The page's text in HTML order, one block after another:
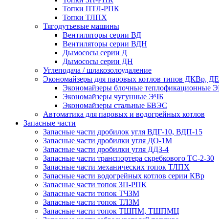
Топки ПТЛ-РПК
Топки ТЛПХ
Тягодутьевые машины
Вентиляторы серии ВД
Вентиляторы серии ВДН
Дымососы серии Д
Дымососы серии ДН
Углеподача / шлакозолоудаление
Экономайзеры для паровых котлов типов ДКВр,
Экономайзеры блочные теплофикационные
Экономайзеры чугунные ЭЧБ
Экономайзеры стальные БВЭС
Автоматика для паровых и водогрейных котлов
Запасные части
Запасные части дробилок угля ВДГ-10, ВДП-15
Запасные части дробилки угля ДО-1М
Запасные части дробилки угля ДДЗ-4
Запасные части транспортера скребкового ТС-2-30
Запасные части механических топок ТЛПХ
Запасные части водогрейных котлов серии КВр
Запасные части топок ЗП-РПК
Запасные части топок ТЧЗМ
Запасные части топок ТЛЗМ
Запасные части топок ТШПМ, ТШПМЦ